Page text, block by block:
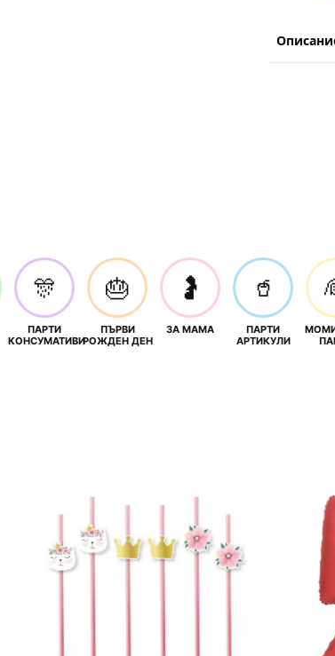
🎊
ПАРТИ
КОНСУМАТИВИ
🎂
ПЪРВИ
РОЖДЕН ДЕН
🤰
ЗА МАМА
🥤
ПАРТИ
АРТИКУЛИ